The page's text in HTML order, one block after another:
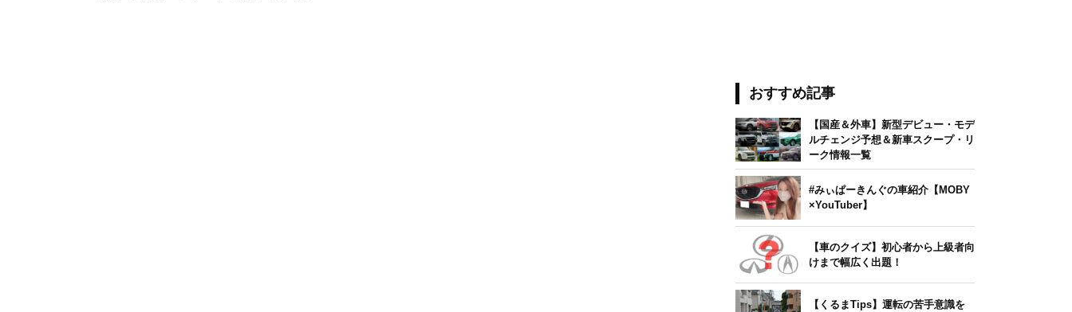
おすすめ記事
【国産＆外車】新型デビュー・モデ
ルチェンジ予想＆新車スクープ・リ
ーク情報一覧
#みぃぱーきんぐの車紹介【MOBY
×YouTuber】
【車のクイズ】初心者から上級者向
けまで幅広く出題！
【くるまTips】運転の苦手意識を